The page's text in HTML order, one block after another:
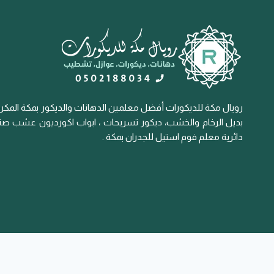
رويال مكة للديكورات أفضل معلمين الدهانات والديكور بمكة
بديل الرخام والخشب، ديكور تسريحات ، ابواب اكورديون عشب
دائرية معلم فوم استيل للجدران بمكة .